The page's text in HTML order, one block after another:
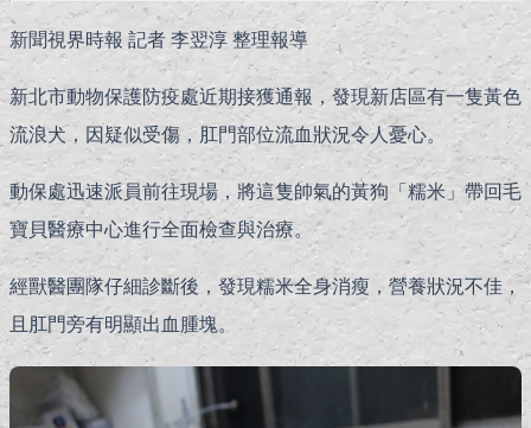
新聞視界時報 記者 李翌淳 整理報導
新北市動物保護防疫處近期接獲通報，發現新店區有一隻黃色
流浪犬，因疑似受傷，肛門部位流血狀況令人憂心。
動保處迅速派員前往現場，將這隻帥氣的黃狗「糯米」帶回毛
寶貝醫療中心進行全面檢查與治療。
經獸醫團隊仔細診斷後，發現糯米全身消瘦，營養狀況不佳，
且肛門旁有明顯出血腫塊。